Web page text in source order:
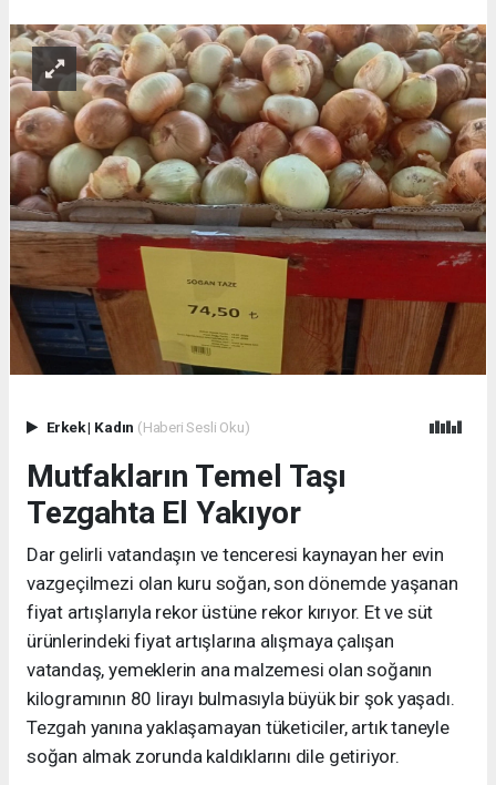
Erkek| Kadın (Haberi Sesli Oku)
Mutfakların Temel Taşı
Tezgahta El Yakıyor
Dar gelirli vatandaşın ve tenceresi kaynayan her evin
vazgeçilmezi olan kuru soğan, son dönemde yaşanan
fiyat artışlarıyla rekor üstüne rekor kırıyor. Et ve süt
ürünlerindeki fiyat artışlarına alışmaya çalışan
vatandaş, yemeklerin ana malzemesi olan soğanın
kilogramının 80 lirayı bulmasıyla büyük bir şok yaşadı.
Tezgah yanına yaklaşamayan tüketiciler, artık taneyle
soğan almak zorunda kaldıklarını dile getiriyor.